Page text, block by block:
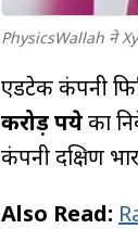
PhysicsWallah ने
एडटेक कंपनी
करोड़ रुपयेका
कंपनी दक्षिण
Also Read: